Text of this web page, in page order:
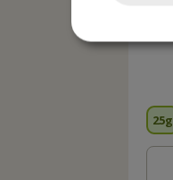
25g